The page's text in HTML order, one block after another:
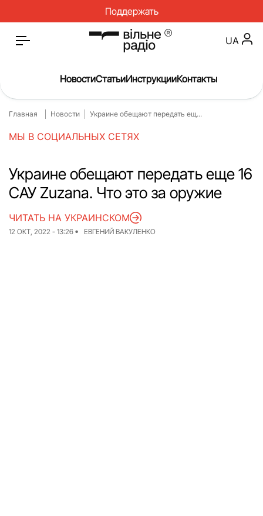
Поддержать
Главная
Новости
О нас
Инструкции
Спорт
Интервью
Досье
Репортаж
Блог
UA
НовостиСтатьиИнструкцииКонтакты
Главная Новости Украине обещают передать ещ...
МЫ В СОЦИАЛЬНЫХ СЕТЯХ
Украине обещают передать еще 16
САУ Zuzana. Что это за оружие
12 ОКТ, 2022 - 13:26 ЕВГЕНИЙ ВАКУЛЕНКО
ЧИТАТЬ НА УКРАИНСКОМ